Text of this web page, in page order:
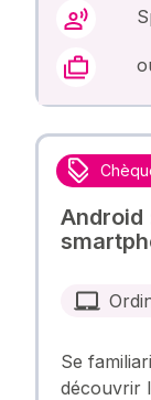
Android
Se
découvrir